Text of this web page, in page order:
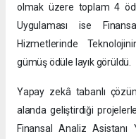
olmak üzere toplam 4
Uygulaması ise
Hizmetlerinde
gümüş ödüle layık görüldü.
Yapay zekâ tabanlı
alanda geliştirdiği
Finansal Analiz